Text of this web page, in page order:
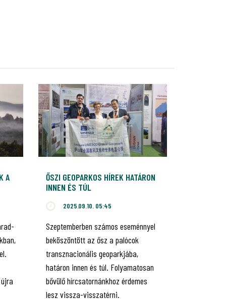
A
ŐSZI GEOPARKOS HÍREK HATÁRON
INNEN ÉS TÚL
2025.09.10. 05:45
Szeptemberben számos eseménnyel
beköszöntött az ősz a palócok
transznacionális geoparkjába,
határon innen és túl. Folyamatosan
bővülő hírcsatornánkhoz érdemes
lesz vissza-visszatérni.